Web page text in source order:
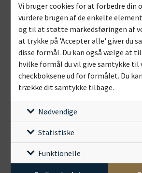
Vi bruger cookies for at forbedre din
vurdere brugen af de enkelte
og til at støtte markedsføringen af
at trykke på 'Accepter alle' giver du
disse formål. Du kan også vælge at
hvilke formål du vil give samtykke til
checkboksene ud for formålet. Du
trække dit samtykke tilbage.
Nødvendige
Statistiske
Funktionelle